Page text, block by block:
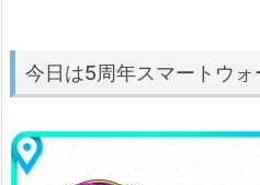
今日は5周年スマートウォ